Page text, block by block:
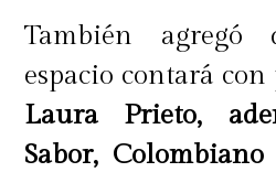
También
espacio contará
Laura Prieto,
Sabor,